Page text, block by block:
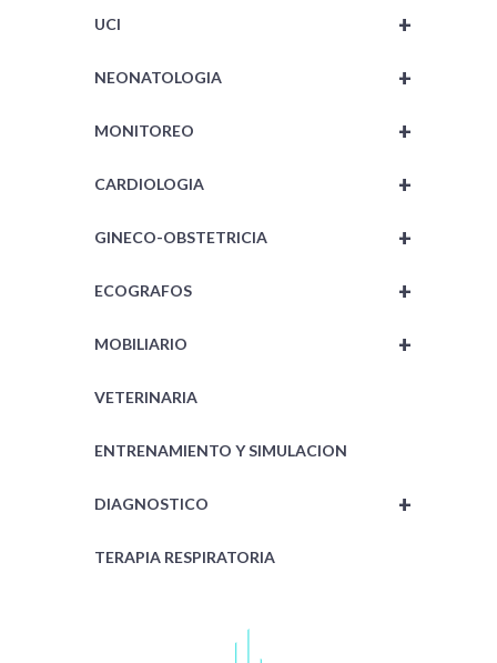
+
UCI
+
NEONATOLOGIA
+
MONITOREO
+
CARDIOLOGIA
+
GINECO-OBSTETRICIA
+
ECOGRAFOS
+
MOBILIARIO
VETERINARIA
ENTRENAMIENTO Y SIMULACION
+
DIAGNOSTICO
TERAPIA RESPIRATORIA